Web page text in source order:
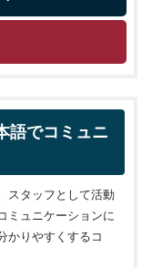
語でコミュニ
スタッフとして活動
ミュニケーションに
かりやすくするコ